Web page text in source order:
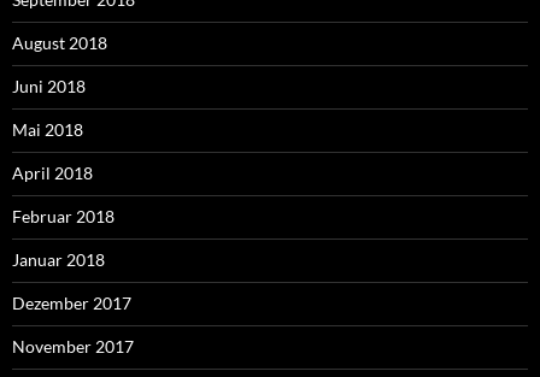
August 2018
Juni 2018
Mai 2018
April 2018
Februar 2018
Januar 2018
Dezember 2017
November 2017